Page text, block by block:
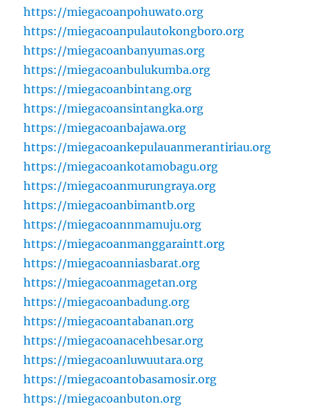
https://miegacoanpohuwato.org
https://miegacoanpulautokongboro.org
https://miegacoanbanyumas.org
https://miegacoanbulukumba.org
https://miegacoanbintang.org
https://miegacoansintangka.org
https://miegacoanbajawa.org
https://miegacoankepulauanmerantiriau.org
https://miegacoankotamobagu.org
https://miegacoanmurungraya.org
https://miegacoanbimantb.org
https://miegacoannmamuju.org
https://miegacoanmanggaraintt.org
https://miegacoanniasbarat.org
https://miegacoanmagetan.org
https://miegacoanbadung.org
https://miegacoantabanan.org
https://miegacoanacehbesar.org
https://miegacoanluwuutara.org
https://miegacoantobasamosir.org
https://miegacoanbuton.org